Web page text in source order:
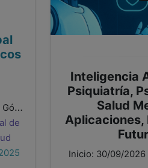
Marina Martín González, Paula Gómez de Salazar González, Andrea Villa Lozano, Begoña Arbulo Rufrancos, Maria Luisa García Ontiveros Cuéllar
de
Inteligencia
Psiquiatría,
Salud
Aplicaciones,
Inicio: 30/09/2026